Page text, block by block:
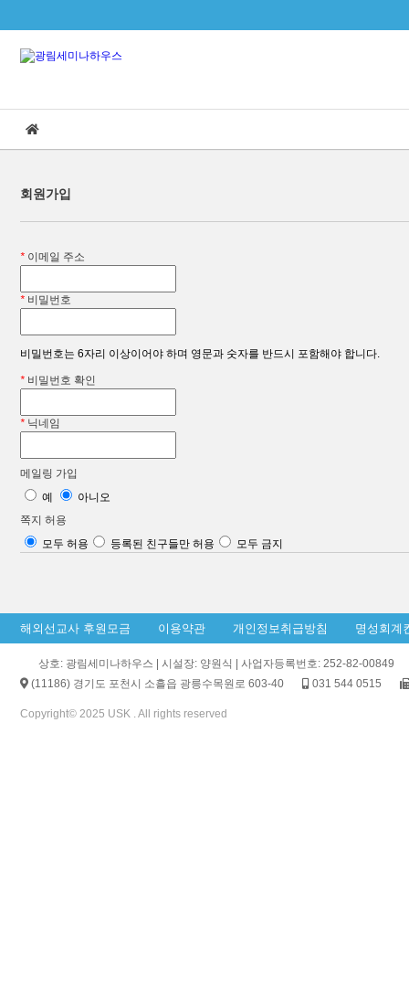
회원가입
* 이메일 주소
* 비밀번호
비밀번호는 6자리 이상이어야 하며 영문과 숫자를 반드시 포함해야 합니다.
* 비밀번호 확인
* 닉네임
메일링 가입
예
아니오
쪽지 허용
모두 허용
등록된 친구들만 허용 모두 금지
해외선교사 후원모금 이용약관 개인정보취급방침 명성회계
상호: 광림세미나하우스 | 시설장: 양원식 | 사업자등록번호: 252-82-00849
(11186) 경기도 포천시 소흘읍 광릉수목원로 603-40
031 544 0515
Copyright© 2025 USK . All rights reserved